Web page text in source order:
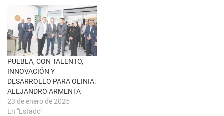
n
a
v
e
n
t
a
n
a
n
u
e
v
a
PUEBLA, CON TALENTO,
INNOVACIÓN Y
DESARROLLO PARA OLINIA:
ALEJANDRO ARMENTA
23 de enero de 2025
En "Estado"